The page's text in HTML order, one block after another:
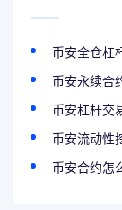
币安全仓杠
币安永续合
币安杠杆交
币安流动性
币安合约怎